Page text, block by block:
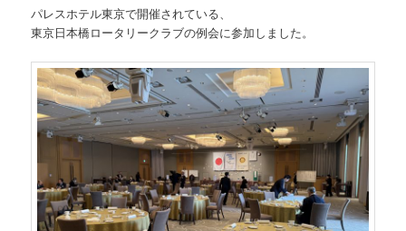
パレスホテル東京で開催されている、
東京日本橋ロータリークラブの例会に参加しました。